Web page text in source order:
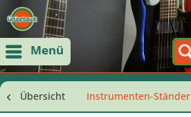
Menü
Übersicht Instrumenten-Ständer